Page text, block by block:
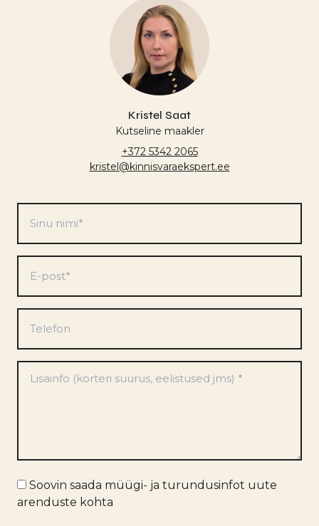
Kristel Saat
Kutseline maakler
+372 5342 2065
kristel@kinnisvaraekspert.ee
nimi
*
post
*
Turundusinfo
Soovin saada müügi- ja turundusinfot uute
arenduste kohta